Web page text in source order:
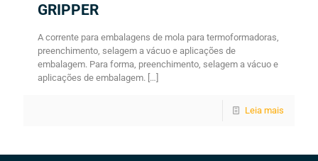
GRIPPER
A corrente para embalagens de mola para termoformadoras,
preenchimento, selagem a vácuo e aplicações de
embalagem. Para forma, preenchimento, selagem a vácuo e
aplicações de embalagem. […]
Leia mais